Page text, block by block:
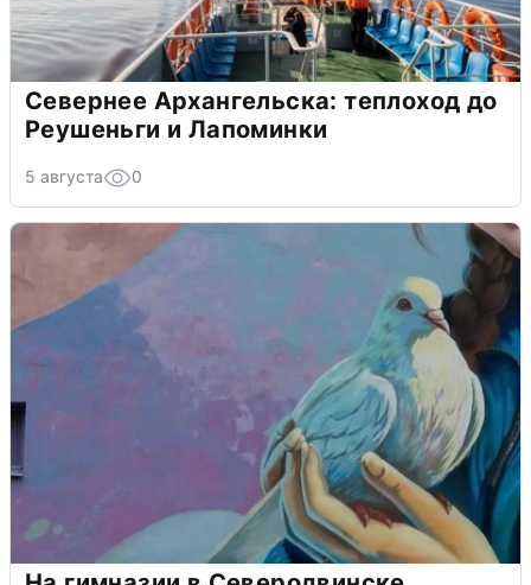
Севернее Архангельска: теплоход до
Реушеньги и Лапоминки
5 августа 0